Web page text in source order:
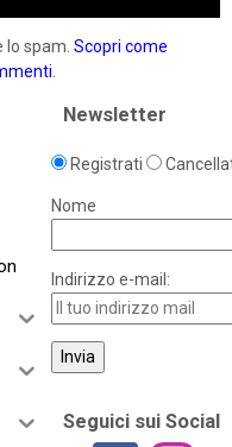
lo spam. Scopri come
.
Newsletter
Registrati
Nome
Indirizzo e-mail:
Seguici sui Social